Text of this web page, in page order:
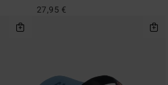
27,95 €